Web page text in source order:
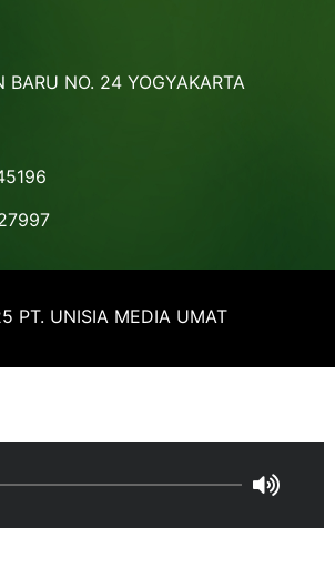
BARU NO. 24 YOGYAKARTA
PT. UNISIA MEDIA UMAT